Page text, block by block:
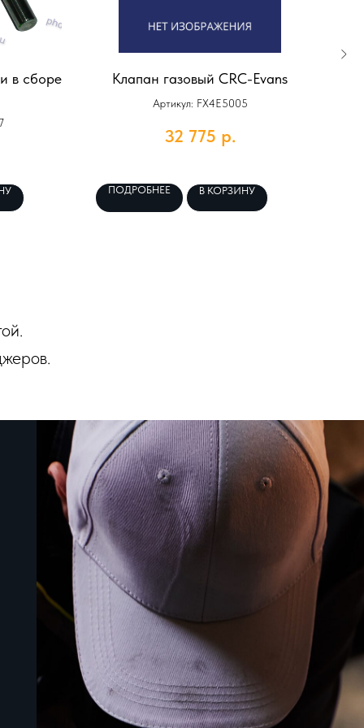
в сборе Клапан газовый CRC-Evans
Артикул: FX4E5005
32 775 р.
ПОДРОБНЕЕ В КОРЗИНУ